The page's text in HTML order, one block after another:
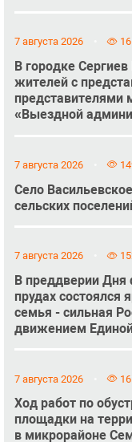
7 августа 2026
В городке
жителей с
представителями
«Выездной
7 августа 2026
Село
сельских
7 августа 2026
В преддверии Дня
прудах состоялся
семья - сильная
движением
7 августа 2026
Ход работ по
площадки на
в микрорайоне